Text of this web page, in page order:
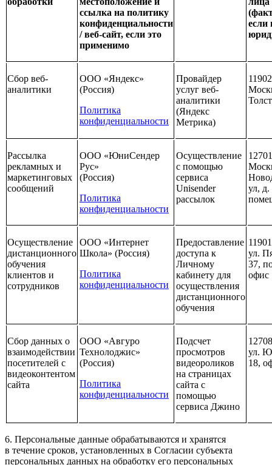
ссылка на политику
конфиденциальности
/ веб-сайт, если это
применимо
если
Сбор веб-
аналитики
ООО «Яндекс»
(Россия)
Политика
конфиденциальности
Провайдер
услуг веб-
аналитики
(Яндекс
Метрика)
Рассылка
рекламных и
маркетинговых
сообщений
ООО «ЮниСендер
Рус»
(Россия)
Политика
конфиденциальности
Осуществление
с помощью
сервиса
Unisender
рассылок
ул, д.
Осуществление
дистанционного
обучения
клиентов и
сотрудников
ООО «Интернет
Школа» (Россия)
Политика
конфиденциальности
Предоставление
доступа к
Личному
кабинету для
осуществления
дистанционного
обучения
ул.
37,
офис
Сбор данных о
взаимодействии
посетителей с
видеоконтентом
сайта
ООО «Авгуро
Технолоджис»
(Россия)
Политика
конфиденциальности
Подсчет
просмотров
видеороликов
на страницах
сайта с
помощью
сервиса Джино
ул.
18,
6. Персональные данные обрабатываются и хранятся
в течение сроков, установленных в Согласии субъекта
персональных данных на обработку его персональных